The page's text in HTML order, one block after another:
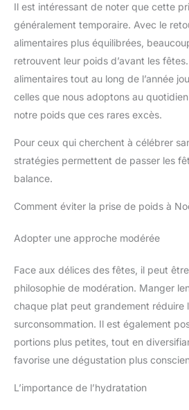
Il est intéressant de noter que cette
généralement temporaire. Avec le
alimentaires plus équilibrées,
retrouvent leur poids d’avant les
alimentaires tout au long de l’année
celles que nous adoptons au
notre poids que ces rares excès.
Pour ceux qui cherchent à célébrer
stratégies permettent de passer les
balance.
Comment éviter la prise de poids à
Adopter une approche modérée
Face aux délices des fêtes, il peut
philosophie de modération. Manger
chaque plat peut grandement réduire
surconsommation. Il est également
portions plus petites, tout en
favorise une dégustation plus
L’importance de l’hydratation